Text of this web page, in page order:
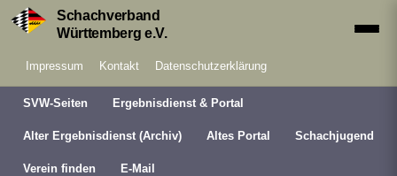
Schachverband
Württemberg e.V.
Impressum Kontakt Datenschutzerklärung
SVW-Seiten Ergebnisdienst & Portal
Alter Ergebnisdienst (Archiv) Altes Portal Schachjugend
Verein finden E-Mail